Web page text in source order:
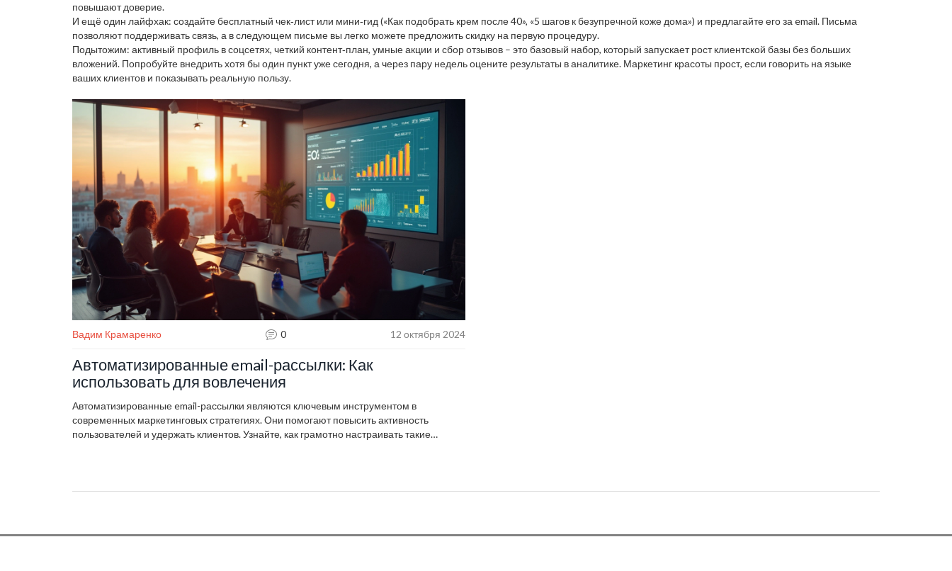
повышают доверие.
И ещё один лайфхак: создайте бесплатный чек‑лист или мини‑гид («Как подобрать крем после 40», «5 шагов к безупречной коже дома») и предлагайте его за email. Письма
позволяют поддерживать связь, а в следующем письме вы легко можете предложить скидку на первую процедуру.
Подытожим: активный профиль в соцсетях, четкий контент‑план, умные акции и сбор отзывов – это базовый набор, который запускает рост клиентской базы без больших
вложений. Попробуйте внедрить хотя бы один пункт уже сегодня, а через пару недель оцените результаты в аналитике. Маркетинг красоты прост, если говорить на языке
ваших клиентов и показывать реальную пользу.
Вадим Крамаренко 0 12 октября 2024
Автоматизированные email-рассылки: Как
использовать для вовлечения
Автоматизированные email-рассылки являются ключевым инструментом в
современных маркетинговых стратегиях. Они помогают повысить активность
пользователей и удержать клиентов. Узнайте, как грамотно настраивать такие